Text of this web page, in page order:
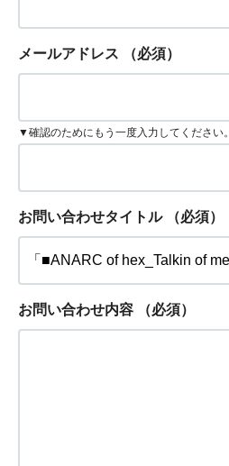
メールアドレス （必須）
▼確認のためにもう一度入力してください。
お問い合わせタイトル （必須）
お問い合わせ内容 （必須）